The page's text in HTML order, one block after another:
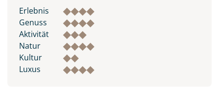
Erlebnis
Genuss
Aktivität
Natur
Kultur
Luxus
Kenntnis genommen und akzeptiert haben.